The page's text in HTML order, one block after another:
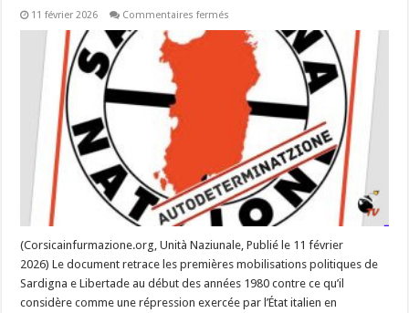
11 février 2026 Commentaires fermés
INTERNAZIUNALE
« Contro
repressione
Sardegna
Contre
répression
en
Sardaigne »
(Corsicainfurmazione.org, Unità Naziunale, Publié le 11 février
2026) Le document retrace les premières mobilisations politiques de
Sardigna e Libertade au début des années 1980 contre ce qu’il
considère comme une répression exercée par l’État italien en